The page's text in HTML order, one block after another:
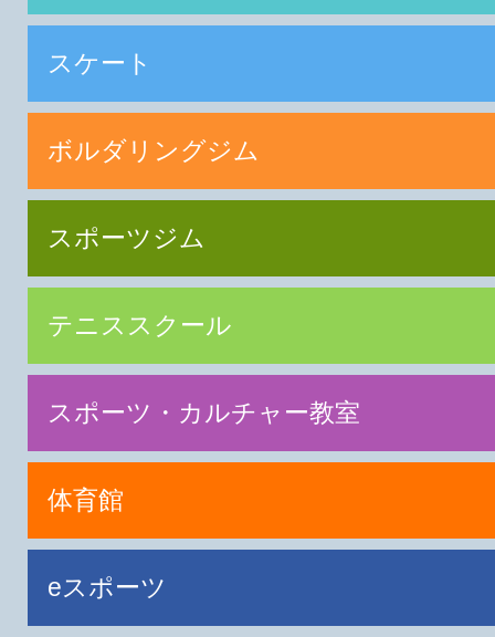
スケート
ボルダリングジム
スポーツジム
テニススクール
スポーツ・カルチャー教室
体育館
eスポーツ